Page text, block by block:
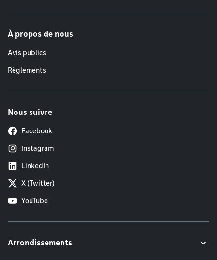
À propos de nous
Avis publics
Règlements
Nous suivre
Facebook
Instagram
LinkedIn
X (Twitter)
YouTube
Arrondissements